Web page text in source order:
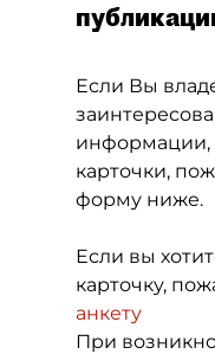
Если Вы
информации,
карточки,
форму ниже.
Если вы
карточку,
анкету
При